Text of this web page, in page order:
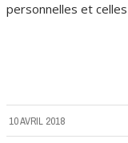
personnelles et
10 AVRIL 2018